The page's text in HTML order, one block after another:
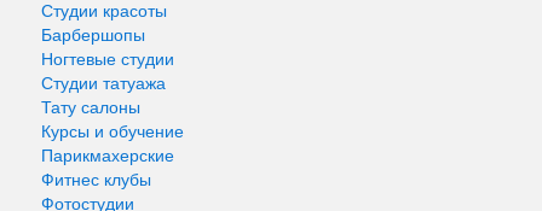
Студии красоты
Барбершопы
Ногтевые студии
Студии татуажа
Тату салоны
Курсы и обучение
Парикмахерские
Фитнес клубы
Фотостудии